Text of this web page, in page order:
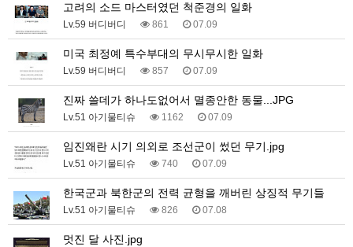
고려의 소드 마스터였던 척준경의 일화
Lv.59 버디버디 861 07.09
미국 최정예 특수부대의 무시무시한 일화
Lv.59 버디버디 857 07.09
진짜 쓸데가 하나도없어서 멸종안한 동물...JPG
Lv.51 아기물티슈 1162 07.09
임진왜란 시기 의외로 조선군이 썼던 무기.jpg
Lv.51 아기물티슈 740 07.09
한국군과 북한군의 전력 균형을 깨버린 상징적 무기들
Lv.51 아기물티슈 826 07.08
멋진 달 사진.jpg